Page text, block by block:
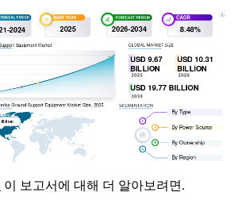
이 보고서에 대해 더 알아보려면.